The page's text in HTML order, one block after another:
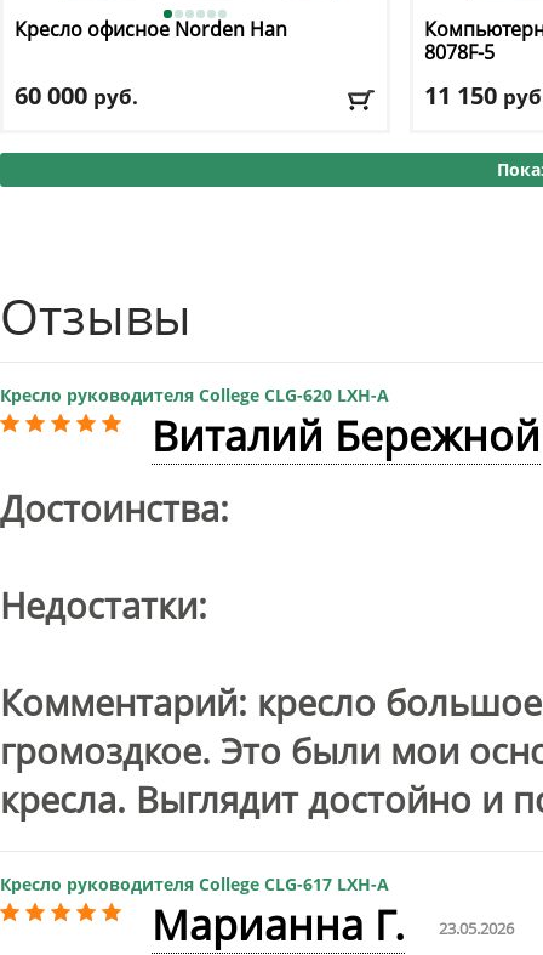
Кресло офисное Norden Han
60 000 руб.
Регулировка по высоте: есть
8078F-5
11 150
Механизм
Регулировка
Отзывы
Кресло руководителя College CLG-620 LXH-A
Виталий Бережной
Достоинства:
Недостатки:
Комментарий: кресло
громоздкое. Это были мои
кресла. Выглядит достойно и
Кресло руководителя College CLG-617 LXH-A
Марианна Г. 23.05.2026